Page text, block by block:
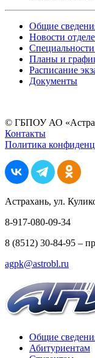
Общие
Новости
Планы и
Расписание
Документы
© ГБПОУ АО
Контакты
Политика
Астрахань, ул.
8-917-080-09-34
8 (8512) 30-84-95 –
agpk@astrobl.ru
Общие
Абитуриентам